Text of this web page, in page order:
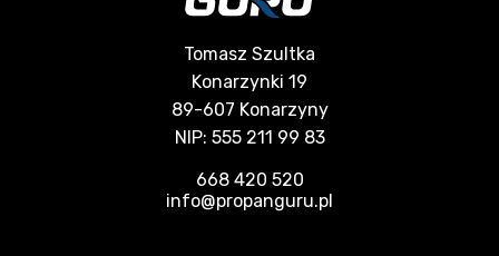
Tomasz Szultka
Konarzynki 19
89-607 Konarzyny
NIP: 555 211 99 83
668 420 520
info@propanguru.pl